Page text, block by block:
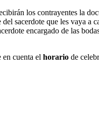
los contrayentes la
sacerdote que les vaya a
encargado de las
en cuenta el horario de